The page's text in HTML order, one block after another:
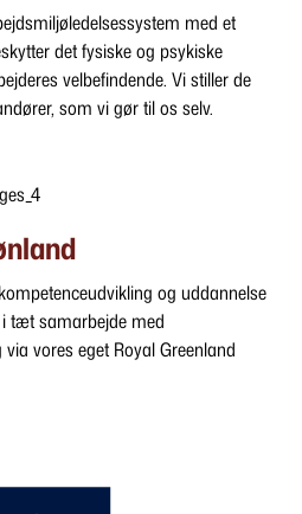
med et
det fysiske og psykiske
velbefindende. Vi stiller de
som vi gør til os selv.
og uddannelse
tæt samarbejde med
vores eget Royal Greenland